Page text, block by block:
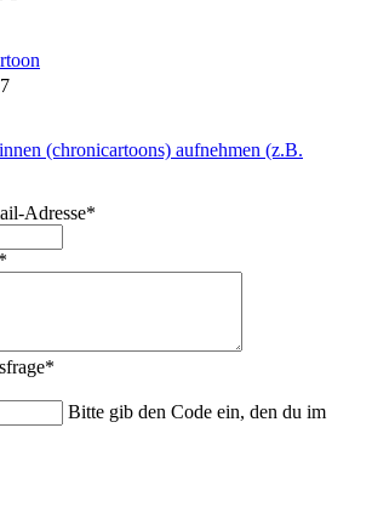
7
(chronicartoons) aufnehmen (z.B.
Adresse*
*
Bitte gib den Code ein, den du im